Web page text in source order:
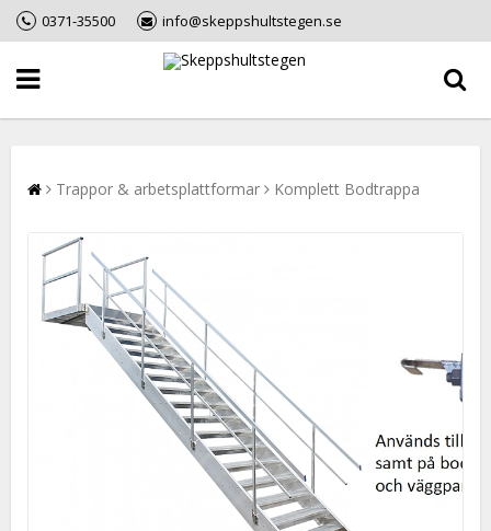
0371-35500 info@skeppshultstegen.se
Trappor & arbetsplattformar Komplett Bodtrappa